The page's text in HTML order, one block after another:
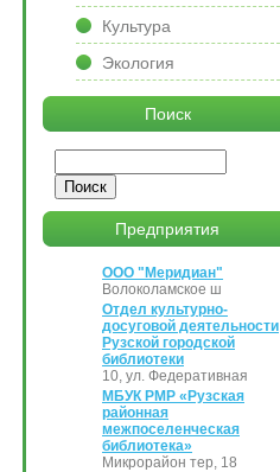
Культура
Экология
Поиск
Предприятия
ООО "Меридиан"
Волоколамское ш
Отдел культурно-
досуговой деятельности
Рузской городской
библиотеки
10, ул. Федеративная
МБУК РМР «Рузская
районная
межпоселенческая
библиотека»
Микрорайон тер, 18